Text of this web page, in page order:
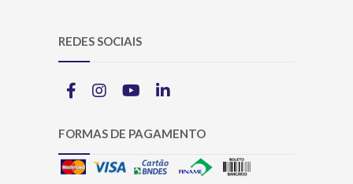
REDES SOCIAIS
FORMAS DE PAGAMENTO